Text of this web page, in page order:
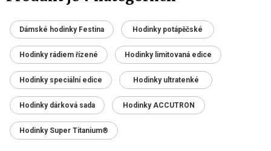
Dámské hodinky Festina Hodinky potápěčské
Hodinky rádiem řízené Hodinky limitovaná edice
Hodinky speciální edice Hodinky ultratenké
Hodinky dárková sada Hodinky ACCUTRON
Hodinky Super Titanium®